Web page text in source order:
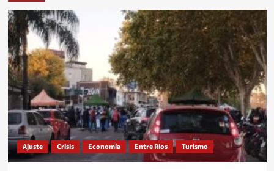
Ajuste Crisis Economía Entre Ríos Turismo